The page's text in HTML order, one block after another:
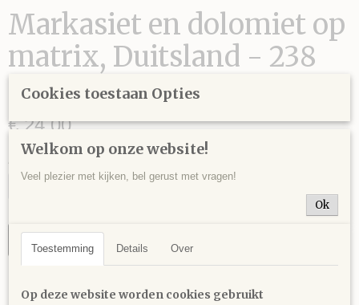
Markasiet en dolomiet op
matrix, Duitsland - 238
gram - 9,5 x 6,5 x 4,5 cm.
€ 24,00
Aantal
IN WINKELWAGEN
Specificaties
Cookies toestaan Opties
Welkom op onze website!
Veel plezier met kijken, bel gerust met vragen!
Ok
Toestemming Details Over
Op deze website worden cookies gebruikt